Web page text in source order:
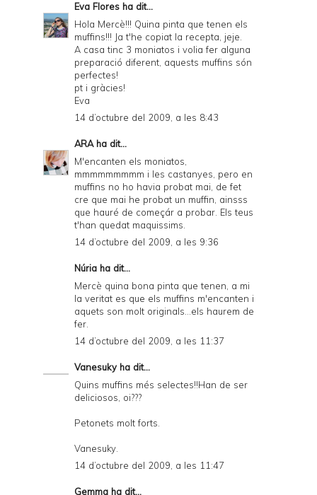
Eva Flores ha dit...
Hola Mercè!!! Quina pinta que tenen els
muffins!!! Ja t'he copiat la recepta, jeje.
A casa tinc 3 moniatos i volia fer alguna
preparació diferent, aquests muffins són
perfectes!
pt i gràcies!
Eva
14 d’octubre del 2009, a les 8:43
ARAha dit...
M'encanten els moniatos,
mmmmmmmmm i les castanyes, pero en
muffins no ho havia probat mai, de fet
cre que mai he probat un muffin, ainsss
que hauré de começár a probar. Els teus
t'han quedat maquissims.
14 d’octubre del 2009, a les 9:36
Núria ha dit...
Mercè quina bona pinta que tenen, a mi
la veritat es que els muffins m'encanten i
aquets son molt originals...els haurem de
fer.
14 d’octubre del 2009, a les 11:37
Vanesukyha dit...
Quins muffins més selectes!!Han de ser
deliciosos, oi???
Petonets molt forts.
Vanesuky.
14 d’octubre del 2009, a les 11:47
Gemma ha dit...